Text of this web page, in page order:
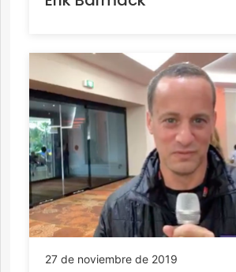
27 de noviembre de 2019